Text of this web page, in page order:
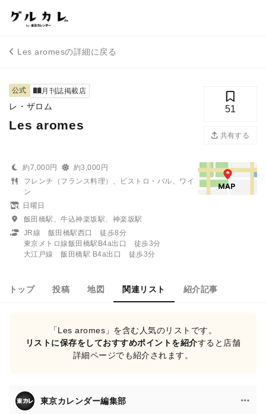
Les aromesの詳細に戻る
公式 月刊誌掲載店
レ・ザロム
Les aromes
51
共有する
約7,000円
約3,000円
フレンチ（フランス料理）、ビストロ・バル、ワイ
ン
日曜日
飯田橋駅、牛込神楽坂駅、神楽坂駅
JR線 飯田橋駅西口 徒歩8分
東京メトロ線飯田橋駅B4a出口 徒歩3分
大江戸線 飯田橋駅 B4a出口 徒歩3分
トップ 投稿 地図 関連リスト 紹介記事
「Les aromes」を含む人気のリストです。
リストに保存をしておすすめポイントを紹介すると店舗
詳細ページでも紹介されます。
東京カレンダー編集部